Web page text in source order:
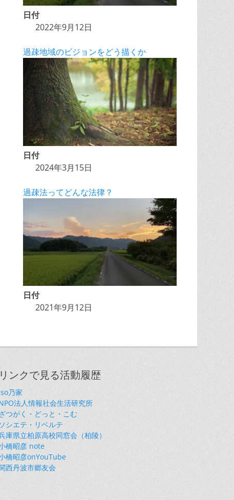
日付
2022年9月12日
過疎地域のビジョンをどう描くか
日付
2024年3月15日
過疎法ってどんな法律？
日付
2021年9月12日
リンクで見る活動履歴
乃家
法人情報社会生活研究所
つがく・どっと・こむ
ソシエテ・リベルテ
庫県立柏原高校同窓会（柏陵）
橋昭彦 note
橋昭彦onYouTube
西丹波市郷友会